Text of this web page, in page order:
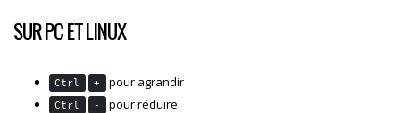
SUR PC ET LINUX
Ctrl + pour agrandir
Ctrl - pour réduire